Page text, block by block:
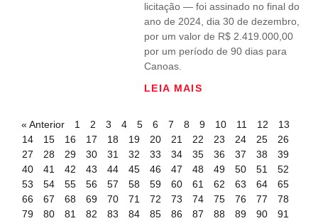
licitação — foi assinado no final do
ano de 2024, dia 30 de dezembro,
por um valor de R$ 2.419.000,00
por um período de 90 dias para
Canoas.
LEIA MAIS
« Anterior 1 2 3 4 5 6 7 8 9 10 11 12
13
14
15 16 17 18 19 20 21 22 23 24 25
26
27
28 29 30 31 32 33 34 35 36 37 38
39
40
41 42 43 44 45 46 47 48 49 50 51
52
53
54 55 56 57 58 59 60 61 62 63 64
65
66
67 68 69 70 71 72 73 74 75 76 77
78
79
80 81 82 83 84 85 86 87 88 89 90
91